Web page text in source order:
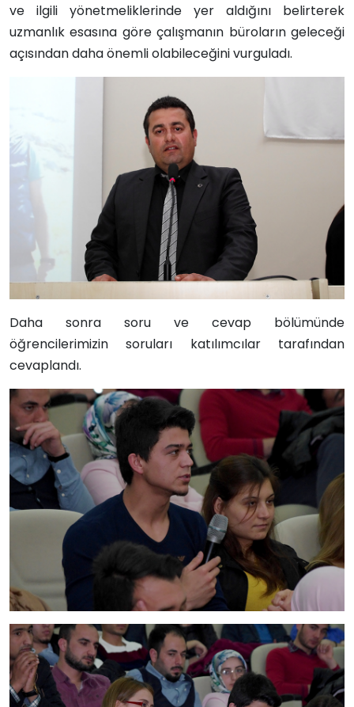
ve ilgili yönetmeliklerinde yer aldığını belirterek
uzmanlık esasına göre çalışmanın büroların geleceği
açısından daha önemli olabileceğini vurguladı.
Daha sonra soru ve cevap bölümünde
öğrencilerimizin soruları katılımcılar tarafından
cevaplandı.